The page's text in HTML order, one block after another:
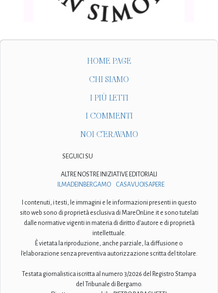
HOME PAGE
CHI SIAMO
I PIÙ LETTI
I COMMENTI
NOI C'ERAVAMO
SEGUICI SU
ALTRE NOSTRE INIZIATIVE EDITORIALI
ILMADEINBERGAMO
CASAVUOISAPERE
I contenuti, i testi, le immagini e le informazioni presenti in questo
sito web sono di proprietà esclusiva di MareOnLine.it e sono tutelati
dalle normative vigenti in materia di diritto d'autore e di proprietà
intellettuale.
È vietata la riproduzione, anche parziale, la diffusione o
l'elaborazione senza preventiva autorizzazione scritta del titolare.
Testata giornalistica iscritta al numero 3/2026 del Registro Stampa
del Tribunale di Bergamo.